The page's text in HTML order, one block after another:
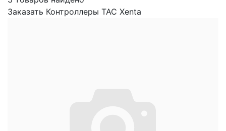
Заказать Контроллеры ТАС Xenta